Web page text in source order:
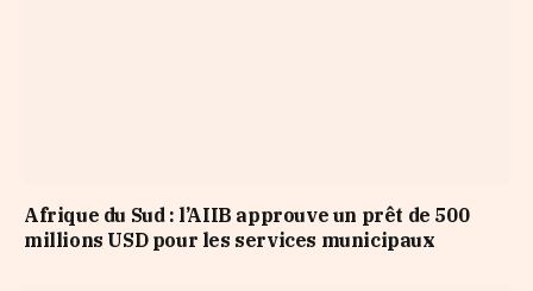
Afrique du Sud : l’AIIB approuve un prêt de 500
millions USD pour les services municipaux